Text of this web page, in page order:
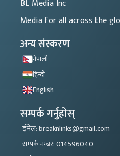
BL Media Inc
Media for all across the
अन्य संस्करण
नेपाली
हिन्दी
English
सम्पर्क गर्नुहोस्
ईमेल: breaknlinks@gmail.com
सम्पर्क नम्बर: 014596040